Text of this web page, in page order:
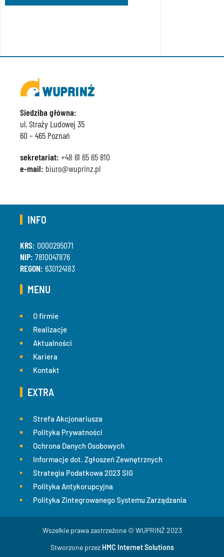
Siedziba główna:
ul. Straży Ludowej 35
60 – 465 Poznań
sekretariat: +48 61 65 65 810
e-mail: biuro@wuprinz.pl
INFO
KRS: 0000295071
NIP: 7810047876
REGON: 630124183
MENU
O firmie
Realizacje
Aktualności
Kariera
Kontakt
EXTRA
Strefa Akcjonariusza
Polityka Prywatności
Ochrona Danych Osobowych
Informacje dot. Zgłoszeń Zewnętrznych
Strategia Podatkowa 2023 SIG
Polityka Antykorupcyjna
Polityka Zintegrowanego Systemu Zarządzania
Wszelkie prawa zastrzeżone © WUPRINŻ 2023
Stworzone przez HMC Internet Solutions